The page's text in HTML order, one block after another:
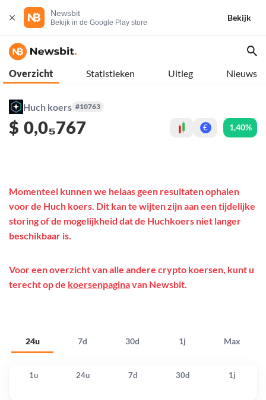
Newsbit
Bekijk in de Google Play store
Bekijk
Overzicht Statistieken Uitleg Nieuws
Huch koers #10763
$ 0,0₅767 € 1,40%
24u 7d 30d 1j Max
Momenteel kunnen we helaas geen resultaten ophalen
voor de Huch koers. Dit kan te wijten zijn aan een tijdelijke
storing of de mogelijkheid dat de Huchkoers niet langer
beschikbaar is.
Voor een overzicht van alle andere crypto koersen, kunt u
terecht op de koersenpaginavan Newsbit.
1u 24u 7d 30d 1j